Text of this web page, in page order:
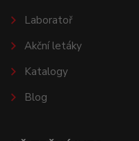
Laboratoř
Akční letáky
Katalogy
Blog